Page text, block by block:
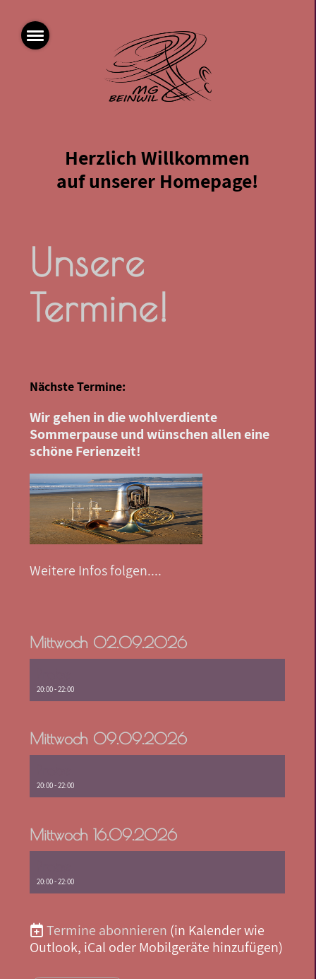
Herzlich Willkommen
auf unserer Homepage!
Unsere
Termine!
Nächste Termine:
Wir gehen in die wohlverdiente
Sommerpause und wünschen allen eine
schöne Ferienzeit!
Weitere Infos folgen....
Mittwoch 02.09.2026
20:00 - 22:00
Mittwoch 09.09.2026
20:00 - 22:00
Mittwoch 16.09.2026
20:00 - 22:00
Termine abonnieren (in Kalender wie
Outlook, iCal oder Mobilgeräte hinzufügen)